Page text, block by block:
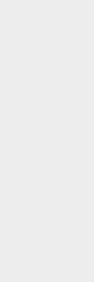
ligne d'Hellokids. En
voir dans la catégorie